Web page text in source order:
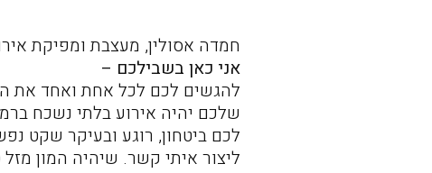
חמדה אסולין, מעצבת ומפיקת
אני כאן בשבילכם –
להגשים לכם לכל אחת ואחד את
שלכם יהיה אירוע בלתי נשכח
לכם ביטחון, רוגע ובעיקר שקט
ליצור איתי קשר. שיהיה המון מזל